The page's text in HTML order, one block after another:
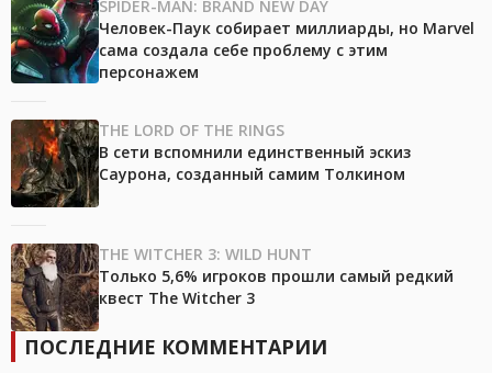
SPIDER-MAN: BRAND NEW DAY
Человек-Паук собирает миллиарды, но Marvel
сама создала себе проблему с этим
персонажем
THE LORD OF THE RINGS
В сети вспомнили единственный эскиз
Саурона, созданный самим Толкином
THE WITCHER 3: WILD HUNT
Только 5,6% игроков прошли самый редкий
квест The Witcher 3
ПОСЛЕДНИЕ КОММЕНТАРИИ